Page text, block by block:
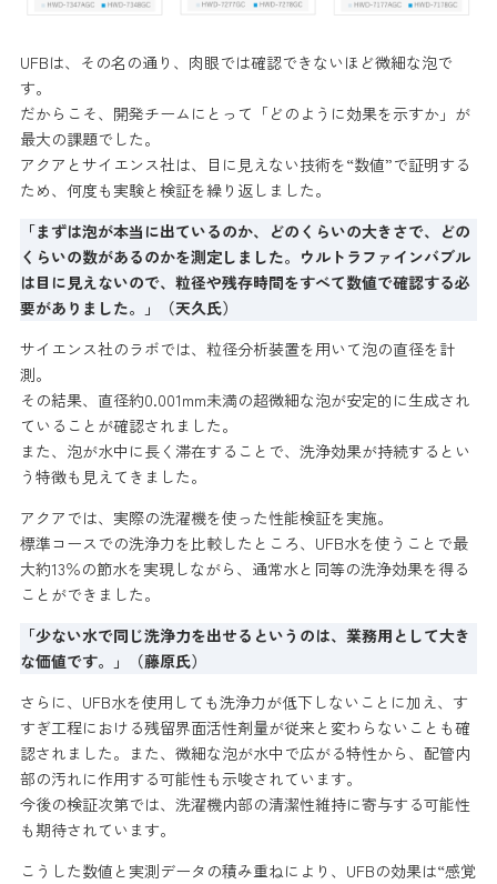
UFBは、その名の通り、肉眼では確認できないほど微細な泡で
す。
だからこそ、開発チームにとって「どのように効果を示すか」が
最大の課題でした。
アクアとサイエンス社は、目に見えない技術を“数値”で証明する
ため、何度も実験と検証を繰り返しました。
「まずは泡が本当に出ているのか、どのくらいの大きさで、どの
くらいの数があるのかを測定しました。ウルトラファインバブル
は目に見えないので、粒径や残存時間をすべて数値で確認する必
要がありました。」（天久氏）
サイエンス社のラボでは、粒径分析装置を用いて泡の直径を計
測。
その結果、直径約0.001mm未満の超微細な泡が安定的に生成され
ていることが確認されました。
また、泡が水中に長く滞在することで、洗浄効果が持続するとい
う特徴も見えてきました。
アクアでは、実際の洗濯機を使った性能検証を実施。
標準コースでの洗浄力を比較したところ、UFB水を使うことで最
大約13％の節水を実現しながら、通常水と同等の洗浄効果を得る
ことができました。
「少ない水で同じ洗浄力を出せるというのは、業務用として大き
な価値です。」（藤原氏）
さらに、UFB水を使用しても洗浄力が低下しないことに加え、す
すぎ工程における残留界面活性剤量が従来と変わらないことも確
認されました。また、微細な泡が水中で広がる特性から、配管内
部の汚れに作用する可能性も示唆されています。
今後の検証次第では、洗濯機内部の清潔性維持に寄与する可能性
も期待されています。
こうした数値と実測データの積み重ねにより、UFBの効果は“感覚